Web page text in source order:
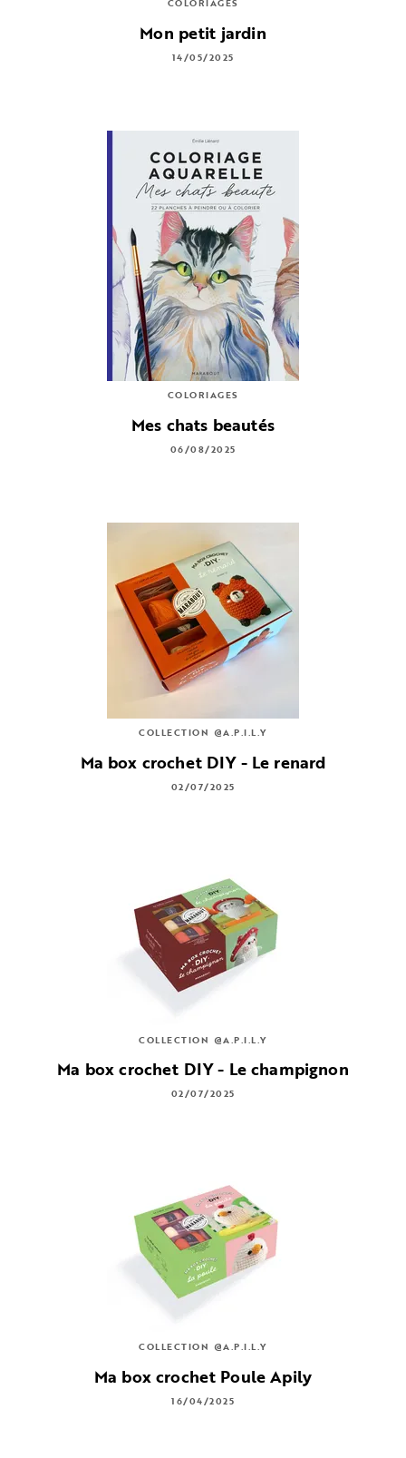
COLORIAGES
Mon petit jardin
14/05/2025
COLORIAGES
Mes chats beautés
06/08/2025
COLLECTION @A.P.I.L.Y
Ma box crochet DIY - Le renard
02/07/2025
COLLECTION @A.P.I.L.Y
Ma box crochet DIY - Le champignon
02/07/2025
COLLECTION @A.P.I.L.Y
Ma box crochet Poule Apily
16/04/2025